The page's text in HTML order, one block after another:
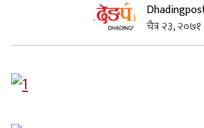
प्रवास
सुचनाहरु
चैत्र २३, २०७१